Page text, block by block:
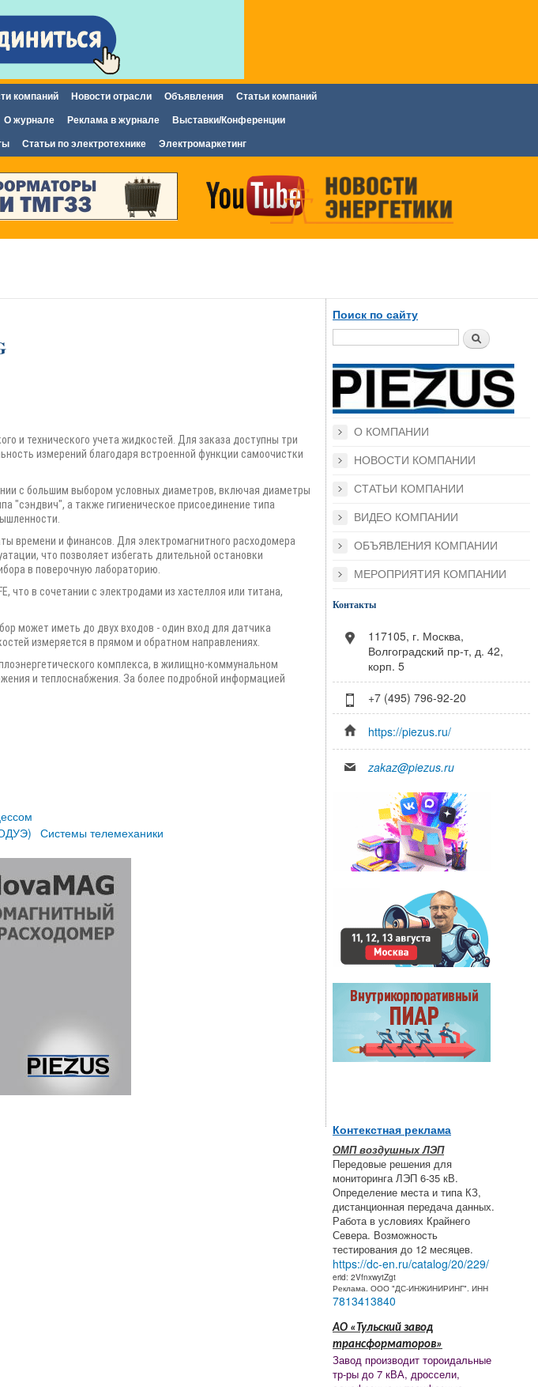
компаний Новости отрасли Объявления Статьи компаний
О журнале Реклама в журнале Выставки/Конференции
Статьи по электротехнике Электромаркетинг
и технического учета жидкостей. Для заказа доступны три
измерений благодаря встроенной функции самоочистки
с большим выбором условных диаметров, включая диаметры
"сэндвич", а также гигиеническое присоединение типа
времени и финансов. Для электромагнитного расходомера
что позволяет избегать длительной остановки
в поверочную лабораторию.
что в сочетании с электродами из хастеллоя или титана,
может иметь до двух входов - один вход для датчика
измеряется в прямом и обратном направлениях.
комплекса, в жилищно-коммунальном
и теплоснабжения. За более подробной информацией
Системы телемеханики
Поиск по сайту
Поиск
О КОМПАНИИ
НОВОСТИ КОМПАНИИ
СТАТЬИ КОМПАНИИ
ВИДЕО КОМПАНИИ
ОБЪЯВЛЕНИЯ КОМПАНИИ
МЕРОПРИЯТИЯ КОМПАНИИ
Контакты
117105, г. Москва,
Волгоградский пр-т, д. 42,
корп. 5
+7 (495) 796-92-20
https://piezus.ru/
zakaz@piezus.ru
Контекстная реклама
ОМП воздушных ЛЭП
Передовые решения для
мониторинга ЛЭП 6-35 кВ.
Определение места и типа КЗ,
дистанционная передача данных.
Работа в условиях Крайнего
Севера. Возможность
тестирования до 12 месяцев.
https://dc-en.ru/catalog/20/229/
erid: 2VfnxwytZgt
Реклама. ООО "ДС-ИНЖИНИРИНГ". ИНН
7813413840
АО «Тульский завод
трансформаторов»
Завод производит тороидальные
тр-ры до 7 кВА, дроссели,